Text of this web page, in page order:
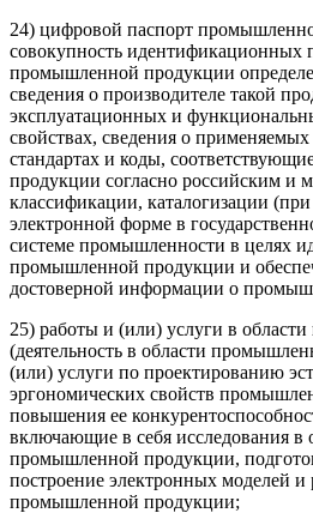
24) цифровой паспорт
совокупность идентификационных
промышленной продукции
сведения о производителе такой
эксплуатационных и
свойствах, сведения о
стандартах и коды,
продукции согласно российским и
классификации, каталогизации
электронной форме в
системе промышленности в целях
промышленной продукции и
достоверной информации о
25) работы и (или) услуги в
(деятельность в области
(или) услуги по проектированию
эргономических свойств
повышения ее
включающие в себя исследования в
промышленной продукции,
построение электронных моделей и
промышленной продукции;